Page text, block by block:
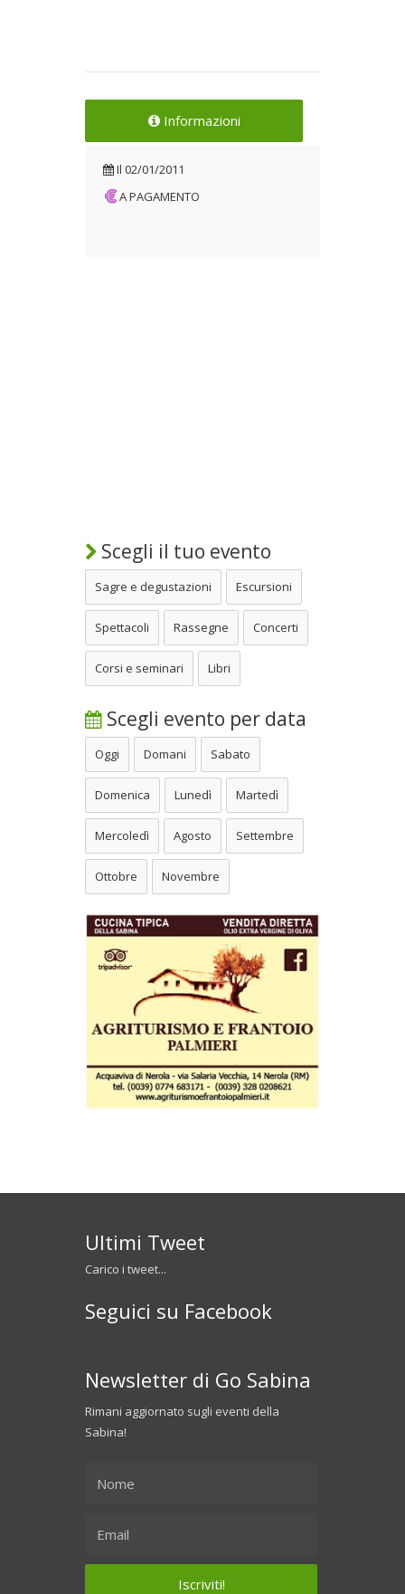
Informazioni
Il 02/01/2011
A PAGAMENTO
Scegli il tuo evento
Sagre e degustazioni Escursioni
Spettacoli Rassegne Concerti
Corsi e seminari Libri
Scegli evento per data
Oggi Domani Sabato
Domenica Lunedì Martedì
Mercoledì Agosto Settembre
Ottobre Novembre
Ultimi Tweet
Carico i tweet...
Seguici su Facebook
Newsletter di Go Sabina
Rimani aggiornato sugli eventi della
Sabina!